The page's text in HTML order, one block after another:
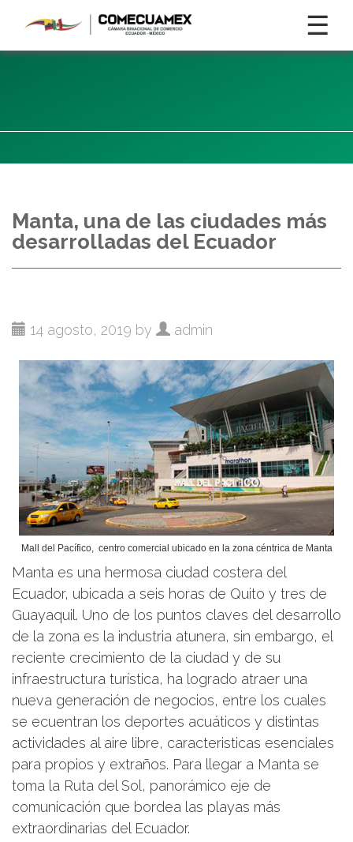
☰
Manta, una de las ciudades más
desarrolladas del Ecuador
14 agosto, 2019 by admin
Mall del Pacífico, centro comercial ubicado en la zona céntrica de Manta
Manta es una hermosa ciudad costera del
Ecuador, ubicada a seis horas de Quito y tres de
Guayaquil. Uno de los puntos claves del desarrollo
de la zona es la industria atunera, sin embargo, el
reciente crecimiento de la ciudad y de su
infraestructura turística, ha logrado atraer una
nueva generación de negocios, entre los cuales
se ecuentran los deportes acuáticos y distintas
actividades al aire libre, caracteristicas esenciales
para propios y extraños. Para llegar a Manta se
toma la Ruta del Sol, panorámico eje de
comunicación que bordea las playas más
extraordinarias del Ecuador.